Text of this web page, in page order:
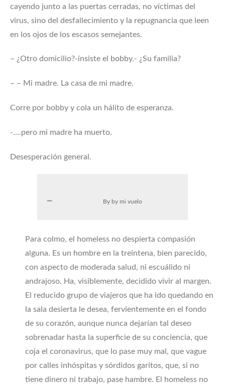
cayendo junto a las puertas cerradas, no víctimas del
virus, sino del desfallecimiento y la repugnancia que leen
en los ojos de los escasos semejantes.
– ¿Otro domicilio?-insiste el bobby.- ¿Su familia?
– – Mi madre. La casa de mi madre.
Corre por bobby y cola un hálito de esperanza.
-….pero mi madre ha muerto.
Desesperación general.
By by mi vuelo
Para colmo, el homeless no despierta compasión
alguna. Es un hombre en la treintena, bien parecido,
con aspecto de moderada salud, ni escuálido ni
andrajoso. Ha, visiblemente, decidido vivir al margen.
El reducido grupo de viajeros que ha ido quedando en
la sala desierta le desea, fervientemente en el fondo
de su corazón, aunque nunca dejarían tal deseo
sobrenadar hasta la superficie de su conciencia, que
coja el coronavirus, que lo pase muy mal, que vague
por calles inhóspitas y sórdidos garitos, que, si no
tiene dinero ni trabajo, pase hambre. El homeless no